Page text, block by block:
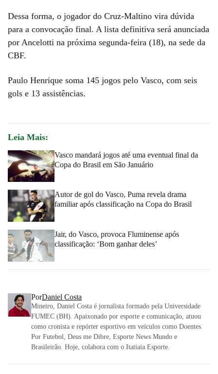
Dessa forma, o jogador do Cruz-Maltino vira dúvida
para a convocação final. A lista definitiva será anunciada
por Ancelotti na próxima segunda-feira (18), na sede da
CBF.
Paulo Henrique soma 145 jogos pelo Vasco, com seis
gols e 13 assistências.
Leia Mais:
Vasco mandará jogos até uma eventual final da
Copa do Brasil em São Januário
Autor de gol do Vasco, Puma revela drama
familiar após classificação na Copa do Brasil
Jair, do Vasco, provoca Fluminense após
classificação: ‘Bom ganhar deles’
PorDaniel Costa
Mineiro, Daniel Costa é jornalista formado pela Universidade
FUMEC (BH). Apaixonado por esporte e comunicação, atuou
como cronista e repórter esportivo em veículos como Doentes
Por Futebol, Deus me Dibre, Esporte News Mundo e
Brasileirão. Hoje, colabora com o Itatiaia Esporte.